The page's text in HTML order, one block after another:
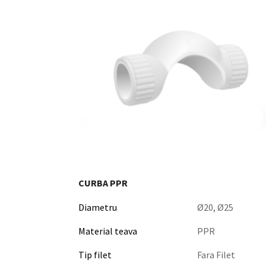
CURBA PPR
Diametru
Ø20, Ø25
Material teava
PPR
Tip filet
Fara Filet